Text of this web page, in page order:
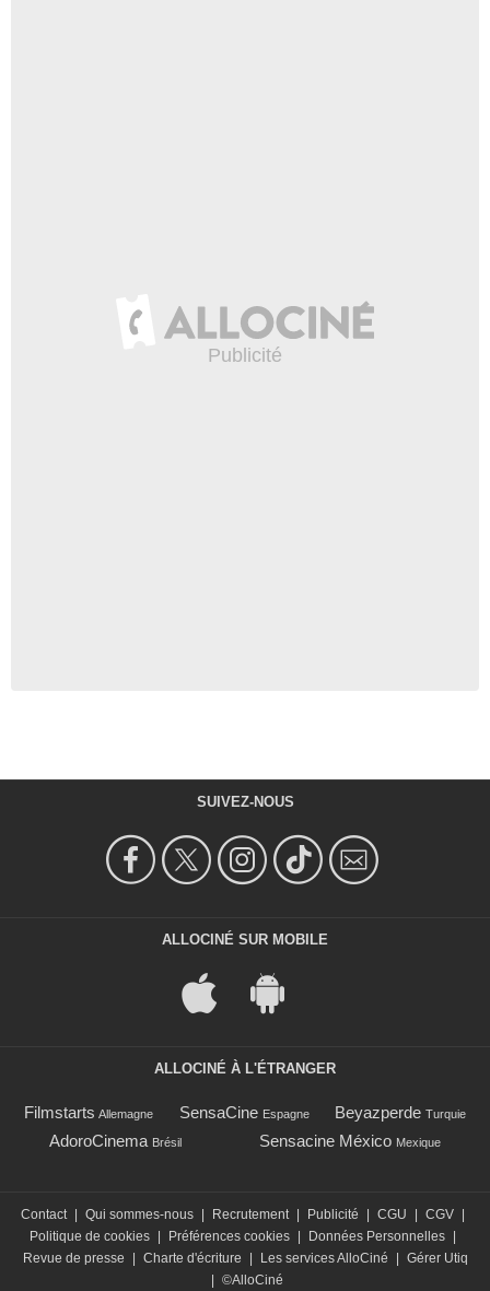
SUIVEZ-NOUS
ALLOCINÉ SUR MOBILE
ALLOCINÉ À L'ÉTRANGER
Filmstarts Allemagne SensaCine Espagne Beyazperde Turquie
AdoroCinema Brésil Sensacine México Mexique
Contact | Qui sommes-nous | Recrutement | Publicité | CGU | CGV |
Politique de cookies | Préférences cookies | Données Personnelles |
Revue de presse
| Charte d'écriture | Les services AlloCiné | Gérer Utiq
| ©AlloCiné